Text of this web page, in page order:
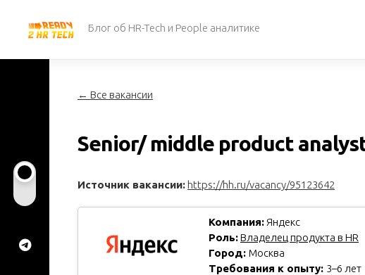
содержанию
Блог об HR-Tech и People аналитике
← Все вакансии
Senior/ middle product analyst
Источник вакансии: https://hh.ru/vacancy/95123642
Компания: Яндекс
Роль:Владелец продукта в HR
Город: Москва
Требования к опыту: 3–6 лет